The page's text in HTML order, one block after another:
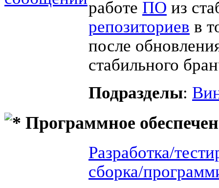
работе ПО из
репозиториев в
после
стабильного
Подразделы:
Программное
Разработка/
сборка/